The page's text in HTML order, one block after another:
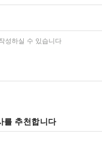
성하실 수 있습니다
를 추천합니다